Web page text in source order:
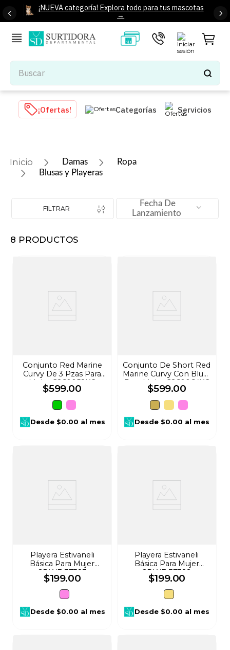
¡NUEVA categoría! Explora todo para tus mascotas
→
Buscar
TÉRMINOS MÁS BUSCADOS
1.
tenis mujer
iphone
colchones
8 .
audifonos
¡Ofertas! Categorías Servicios
Damas
Ropa
Blusas y Playeras
FILTRAR
Fecha De
Lanzamiento
8 PRODUCTOS
Conjunto Red Marine
Curvy De 3 Pzas Para
Mujer G260058XC
$599.00
Desde$0.00 al mes
Conjunto De Short Red
Marine Curvy Con Blusa
Para Mujer G260064XC
$599.00
Desde $0.00 al mes
Playera Estivaneli
Básica Para Mujer
SDWE-37383
$199.00
Desde$0.00 al mes
Playera Estivaneli
Básica Para Mujer
SDWE-37382
$199.00
Desde $0.00 al mes